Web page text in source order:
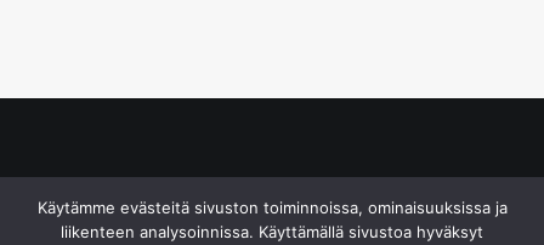
Käytämme evästeitä sivuston toiminnoissa, ominaisuuksissa ja
liikenteen analysoinnissa. Käyttämällä sivustoa hyväksyt